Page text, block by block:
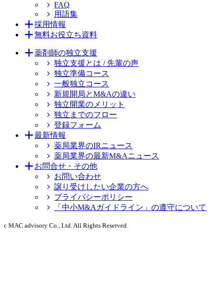
FAQ
用語集
採用情報
無料お役立ち資料
薬剤師の独立支援
独立支援とは / 先輩の声
独立準備コース
一般独立コース
新規開局とM&Aの違い
独立開業のメリット
独立までのフロー
登録フォーム
最新情報
薬局業界のIRニュース
薬局業界の最新M&Aニュース
お問合せ・その他
お問い合わせ
譲り受けしたい企業の方へ
プライバシーポリシー
「中小M&Aガイドライン」の遵守について
c MAC advisory Co., Ltd. All Rights Reserved.